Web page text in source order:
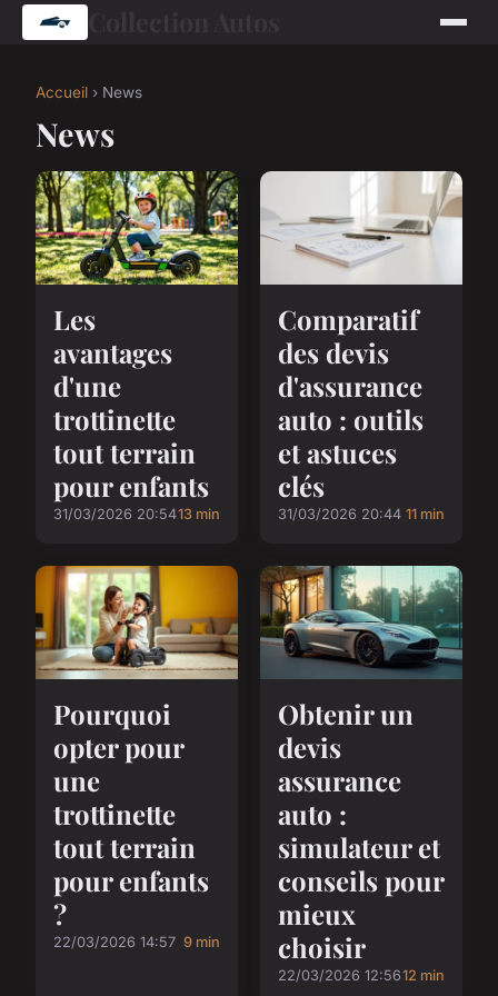
Accueil › News
News
Les
avantages
d'une
trottinette
tout terrain
pour enfants
31/03/2026 20:5413 min
Comparatif
des devis
d'assurance
auto : outils
et astuces
clés
31/03/2026 20:44 11 min
Pourquoi
opter pour
une
trottinette
tout terrain
pour enfants
?
22/03/2026 14:57 9 min
Obtenir un
devis
assurance
auto :
simulateur et
conseils pour
mieux
choisir
22/03/2026 12:5612 min